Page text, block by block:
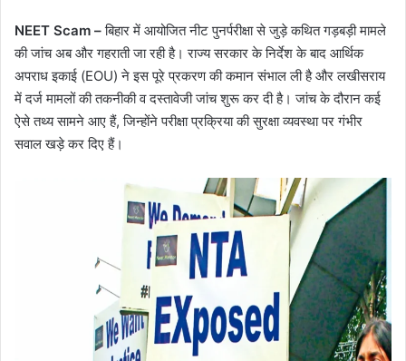
NEET Scam –बिहार में आयोजित नीट पुनर्परीक्षा से जुड़े कथित गड़बड़ी मामले
की जांच अब और गहराती जा रही है। राज्य सरकार के निर्देश के बाद आर्थिक
अपराध इकाई (EOU) ने इस पूरे प्रकरण की कमान संभाल ली है और लखीसराय
में दर्ज मामलों की तकनीकी व दस्तावेजी जांच शुरू कर दी है। जांच के दौरान कई
ऐसे तथ्य सामने आए हैं, जिन्होंने परीक्षा प्रक्रिया की सुरक्षा व्यवस्था पर गंभीर
सवाल खड़े कर दिए हैं।